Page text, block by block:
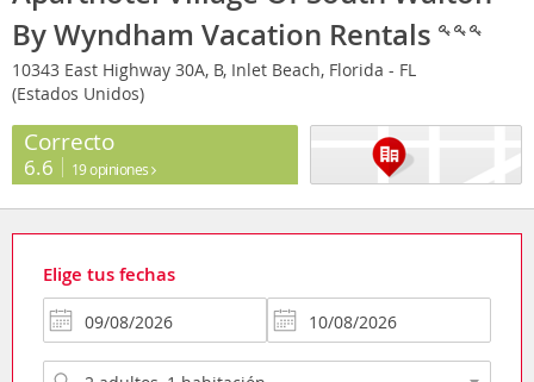
By Wyndham Vacation Rentals
10343 East Highway 30A, B, Inlet Beach, Florida - FL
(Estados Unidos)
Correcto
6.6 19 opiniones
Elige tus fechas